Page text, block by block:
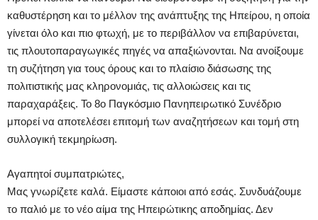
καθυστέρηση και το μέλλον της ανάπτυξης της Ηπείρου, η οποία
γίνεται όλο και πιο φτωχή, με το περιβάλλον να επιβαρύνεται,
τις πλουτοπαραγωγικές πηγές να απαξιώνονται. Να ανοίξουμε
τη συζήτηση για τους όρους και το πλαίσιο διάσωσης της
πολιτιστικής μας κληρονομιάς, τις αλλοιώσεις και τις
παραχαράξεις. Το 8ο Παγκόσμιο Πανηπειρωτικό Συνέδριο
μπορεί να αποτελέσει επιτομή των αναζητήσεων και τομή στη
συλλογική τεκμηρίωση.
Αγαπητοί συμπατριώτες,
Μας γνωρίζετε καλά. Είμαστε κάποιοι από εσάς. Συνδυάζουμε
το παλιό με το νέο αίμα της Ηπειρώτικης αποδημίας. Δεν